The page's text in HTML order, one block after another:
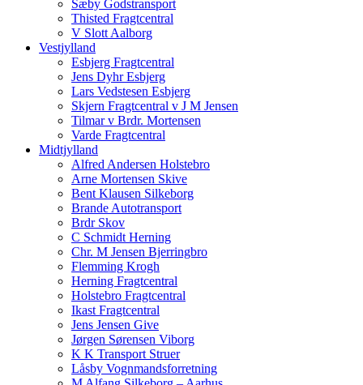
Sæby Godstransport
Thisted Fragtcentral
V Slott Aalborg
Vestjylland
Esbjerg Fragtcentral
Jens Dyhr Esbjerg
Lars Vedstesen Esbjerg
Skjern Fragtcentral v J M Jensen
Tilmar v Brdr. Mortensen
Varde Fragtcentral
Midtjylland
Alfred Andersen Holstebro
Arne Mortensen Skive
Bent Klausen Silkeborg
Brande Autotransport
Brdr Skov
C Schmidt Herning
Chr. M Jensen Bjerringbro
Flemming Krogh
Herning Fragtcentral
Holstebro Fragtcentral
Ikast Fragtcentral
Jens Jensen Give
Jørgen Sørensen Viborg
K K Transport Struer
Låsby Vognmandsforretning